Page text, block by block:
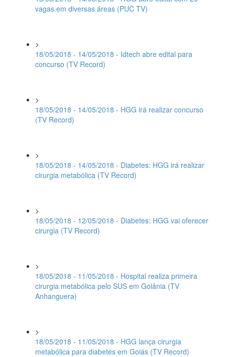
vagas em diversas áreas (PUC TV)
>
18/05/2018 - 14/05/2018 - Idtech abre edital para
concurso (TV Record)
>
18/05/2018 - 14/05/2018 - HGG irá realizar concurso
(TV Record)
>
18/05/2018 - 14/05/2018 - Diabetes: HGG irá realizar
cirurgia metabólica (TV Record)
>
18/05/2018 - 12/05/2018 - Diabetes: HGG vai oferecer
cirurgia (TV Record)
>
18/05/2018 - 11/05/2018 - Hospital realiza primeira
cirurgia metabólica pelo SUS em Goiânia (TV
Anhanguera)
>
18/05/2018 - 11/05/2018 - HGG lança cirurgia
metabólica para diabetes em Goiás (TV Record)